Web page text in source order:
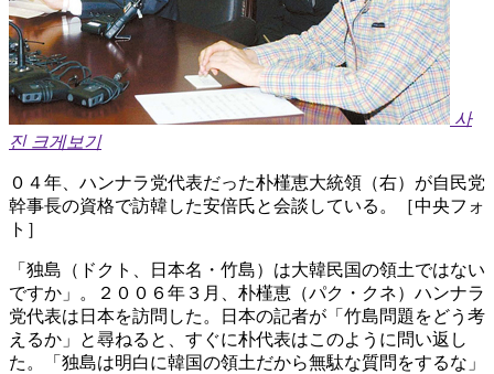
사
진 크게보기
０４年、ハンナラ党代表だった朴槿恵大統領（右）が自民党
幹事長の資格で訪韓した安倍氏と会談している。［中央フォ
ト］
「独島（ドクト、日本名・竹島）は大韓民国の領土ではない
ですか」。２００６年３月、朴槿恵（パク・クネ）ハンナラ
党代表は日本を訪問した。日本の記者が「竹島問題をどう考
えるか」と尋ねると、すぐに朴代表はこのように問い返し
た。「独島は明白に韓国の領土だから無駄な質問をするな」